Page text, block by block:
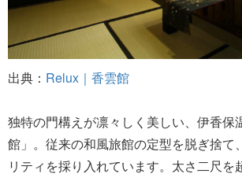
出典： Relux｜香雲館
独特の門構えが凛々しく美しい、伊香保
館」。従来の和風旅館の定型を脱ぎ捨て
リティを採り入れています。太さ二尺を